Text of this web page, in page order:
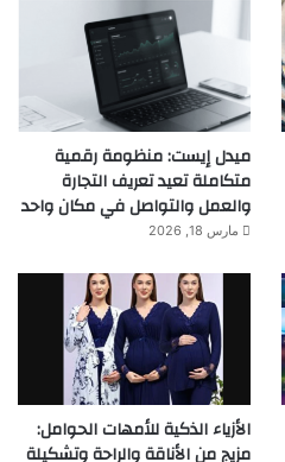
ميدل إيست: منظومة رقمية
متكاملة تعيد تعريف التجارة
والعمل والتواصل في مكان واحد
مارس 18, 2026
الأزياء الذكية للأمهات الحوامل:
مزيج من الأناقة والراحة وتشكيلة